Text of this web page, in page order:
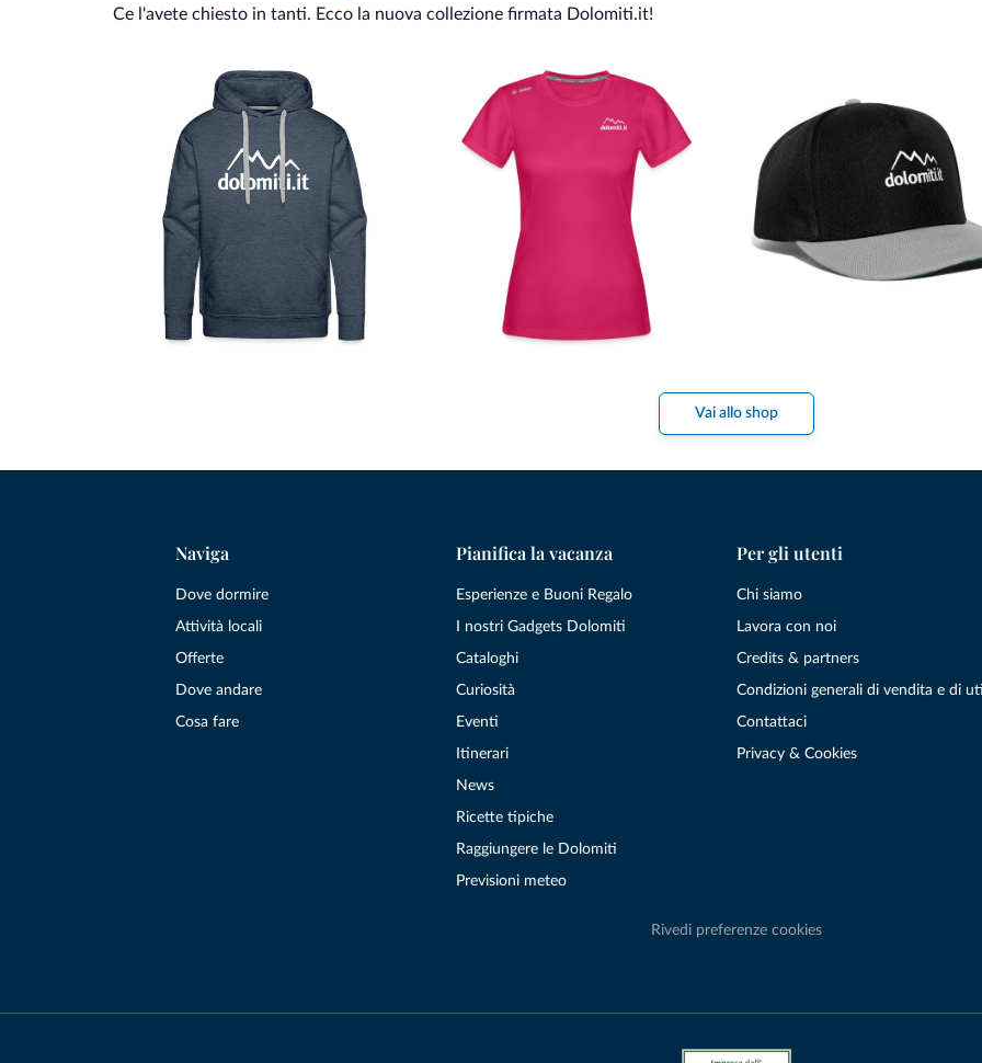
Ce l'avete chiesto in tanti. Ecco la nuova collezione firmata Dolomiti.it!
Vai allo shop
Naviga
Dove dormire
Attività locali
Offerte
Dove andare
Cosa fare
Pianifica la vacanza
Esperienze e Buoni Regalo
I nostri Gadgets Dolomiti
Cataloghi
Curiosità
Eventi
Itinerari
News
Ricette tipiche
Raggiungere le Dolomiti
Previsioni meteo
Per gli utenti
Chi siamo
Lavora con noi
Credits & partners
Condizioni generali di vendita e di
Contattaci
Privacy & Cookies
Rivedi preferenze cookies